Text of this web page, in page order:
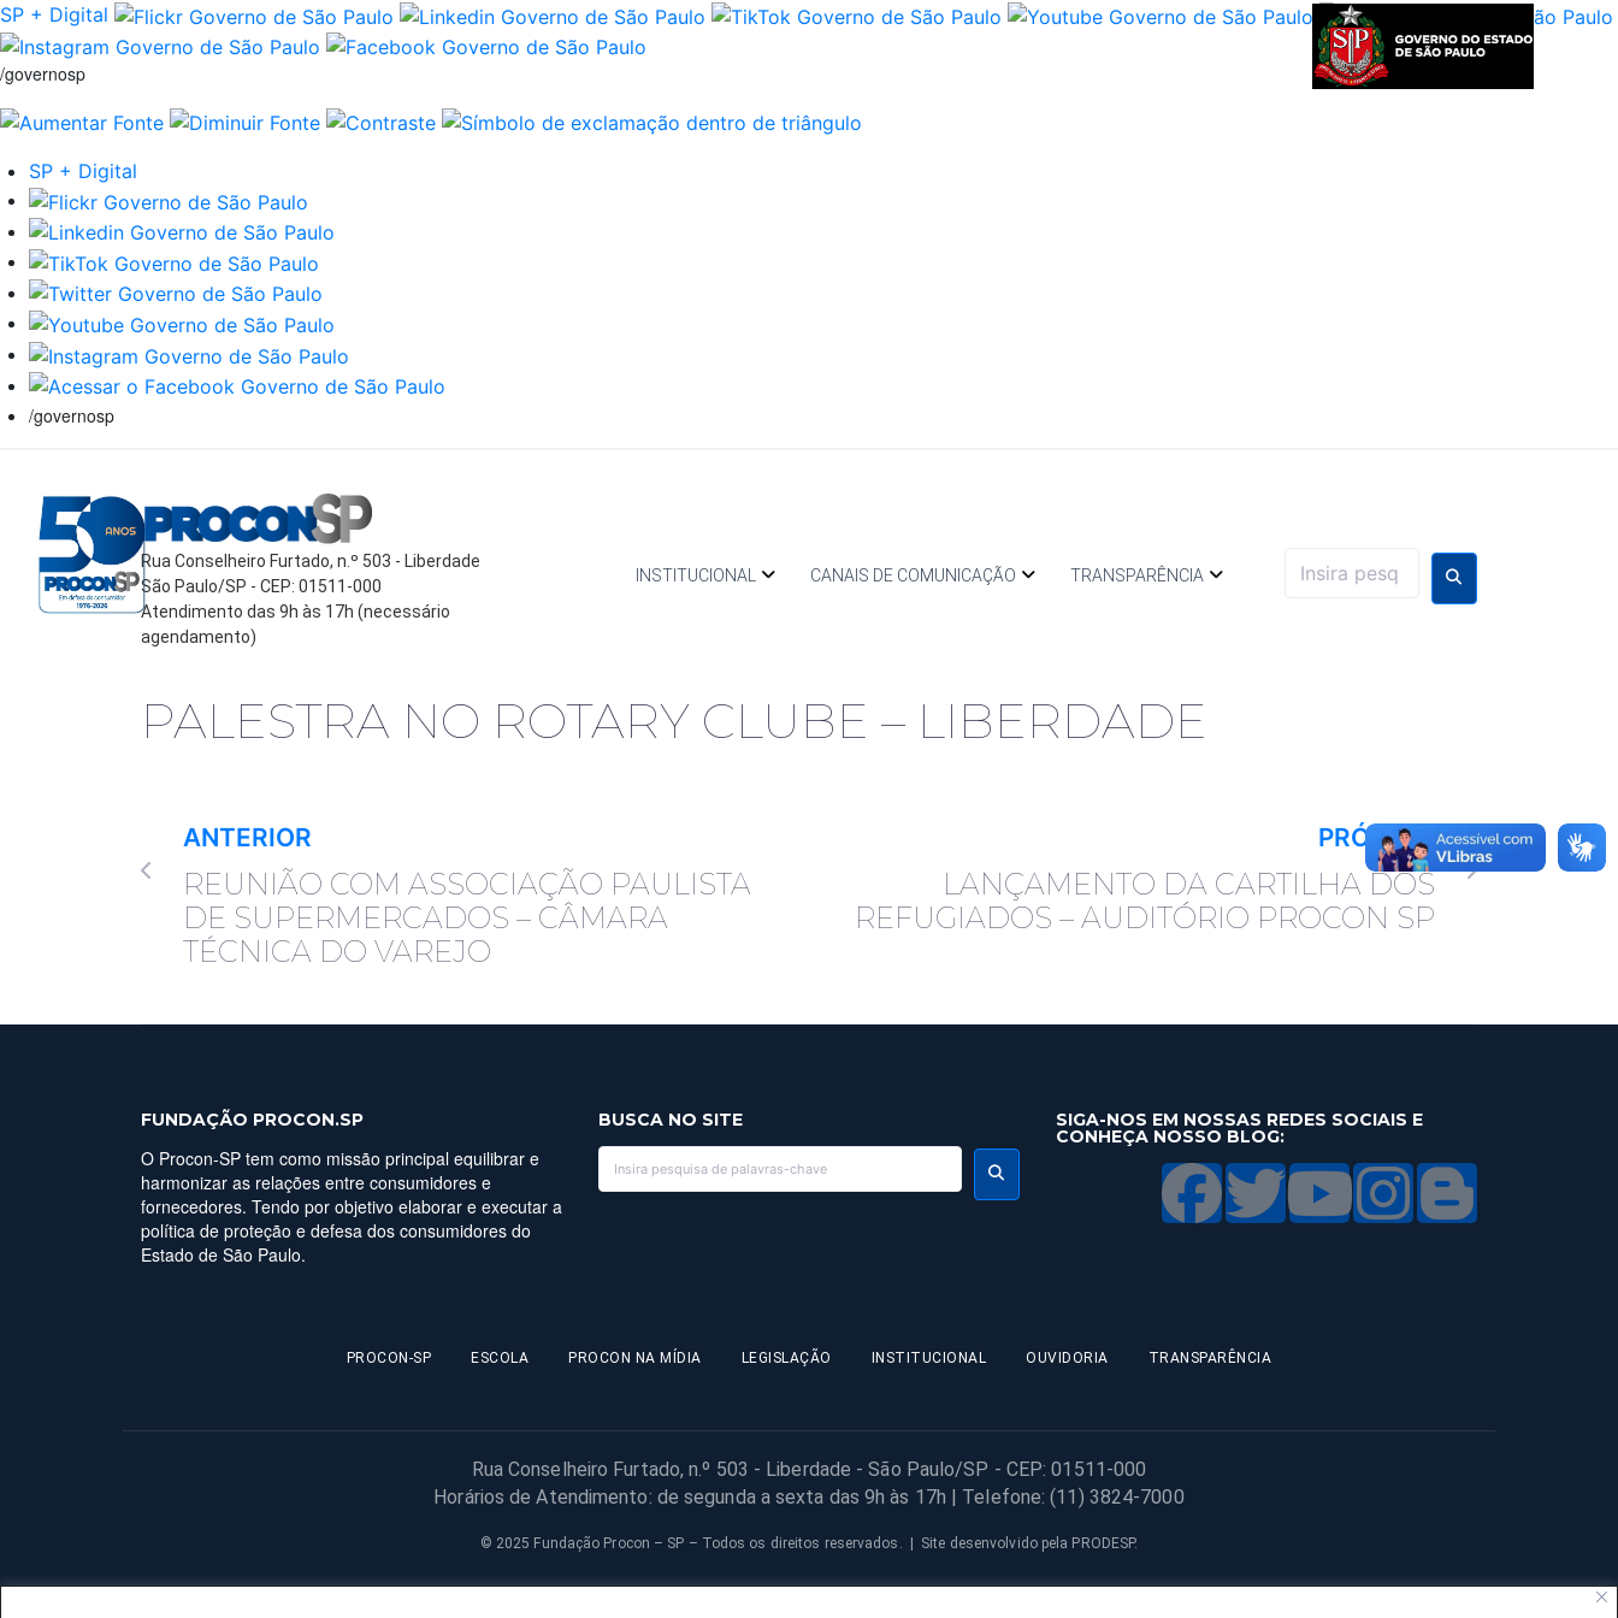
SP + Digital
/governosp
SP + Digital
/governosp
Rua Conselheiro Furtado, n.º 503 - Liberdade
São Paulo/SP - CEP: 01511-000
Atendimento das 9h às 17h (necessário
agendamento)
INSTITUCIONAL CANAIS DE COMUNICAÇÃO TRANSPARÊNCIA
PALESTRA NO ROTARY CLUBE – LIBERDADE
ANTERIOR
REUNIÃO COM ASSOCIAÇÃO PAULISTA
DE SUPERMERCADOS – CÂMARA
TÉCNICA DO VAREJO
PRÓXIMO
LANÇAMENTO DA CARTILHA DOS
REFUGIADOS – AUDITÓRIO PROCON SP
FUNDAÇÃO PROCON.SP
O Procon-SP tem como missão principal equilibrar e
harmonizar as relações entre consumidores e
fornecedores. Tendo por objetivo elaborar e executar a
política de proteção e defesa dos consumidores do
Estado de São Paulo.
BUSCA NO SITE SIGA-NOS EM NOSSAS REDES SOCIAIS E
CONHEÇA NOSSO BLOG:
PROCON-SP ESCOLA PROCON NA MÍDIA LEGISLAÇÃO INSTITUCIONAL OUVIDORIA TRANSPARÊNCIA
Rua Conselheiro Furtado, n.º 503 - Liberdade - São Paulo/SP - CEP: 01511-000
Horários de Atendimento: de segunda a sexta das 9h às 17h | Telefone: (11) 3824-7000
© 2025 Fundação Procon – SP – Todos os direitos reservados. | Site desenvolvido pela PRODESP.